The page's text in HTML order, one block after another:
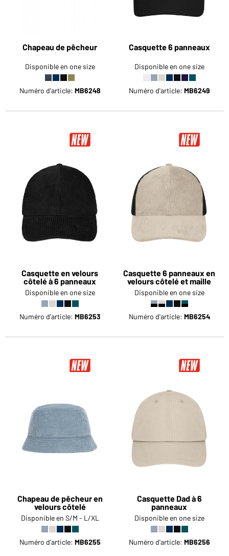
Chapeau de pêcheur
Disponible en one size
Numéro d'article: MB6248
Casquette 6 panneaux
Disponible en one size
Numéro d'article: MB6249
Casquette en velours
côtelé à 6 panneaux
Disponible en one size
Numéro d'article: MB6253
Casquette 6 panneaux en
velours côtelé et maille
Disponible en one size
Numéro d'article: MB6254
Chapeau de pêcheur en
velours côtelé
Disponible en S/M - L/XL
Numéro d'article: MB6255
Casquette Dad à 6
panneaux
Disponible en one size
Numéro d'article: MB6256